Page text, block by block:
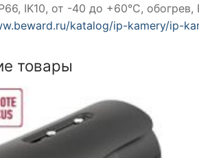
IK10, от -40 до +60°С,
katalog/ip-kamery/ip-
товары